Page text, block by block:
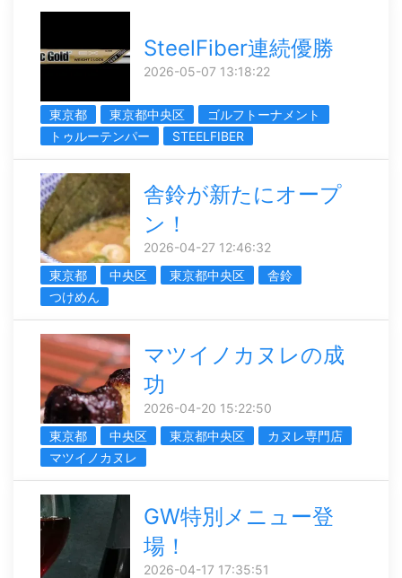
SteelFiber連続優勝
2026-05-07 13:18:22
東京都 東京都中央区
ゴルフトーナメント
トゥルーテンパー
STEELFIBER
舎鈴が新たにオープ
ン！
2026-04-27 12:46:32
東京都
中央区 東京都中央区
舎鈴
つけめん
マツイノカヌレの成
功
2026-04-20 15:22:50
東京都
中央区 東京都中央区
カヌレ専門店
マツイノカヌレ
GW特別メニュー登
場！
2026-04-17 17:35:51